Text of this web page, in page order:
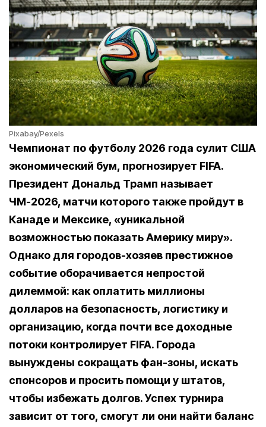
Pixabay/Pexels
Чемпионат по футболу 2026 года сулит США
экономический бум, прогнозирует FIFA.
Президент Дональд Трамп называет
ЧМ-2026, матчи которого также пройдут в
Канаде и Мексике, «уникальной
возможностью показать Америку миру».
Однако для городов-хозяев престижное
событие оборачивается непростой
дилеммой: как оплатить миллионы
долларов на безопасность, логистику и
организацию, когда почти все доходные
потоки контролирует FIFA. Города
вынуждены сокращать фан-зоны, искать
спонсоров и просить помощи у штатов,
чтобы избежать долгов. Успех турнира
зависит от того, смогут ли они найти баланс